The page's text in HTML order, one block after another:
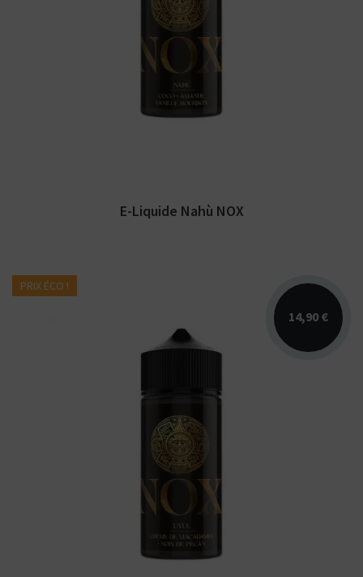
Arômes : vanille bourbon, amande, noix de
coco. E-liquide NOX Secret's Lab. Disponible
E-Liquide Nahù NOX
PRIX ÉCO !
14,90 €
Arômes : crème de macadamia, noix de
pécan, caramel. E-liquide NOX Secret's Lab.